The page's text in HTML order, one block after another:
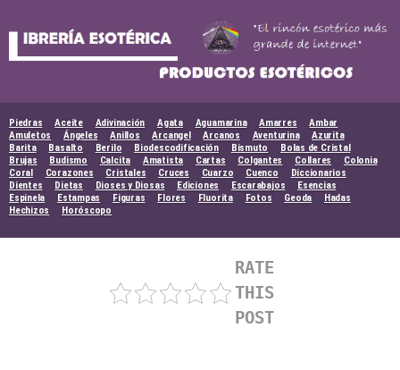
Piedras Aceite Adivinación Agata Aguamarina Amarres
Ambar
Amuletos
Ángeles Anillos Arcangel Arcanos Aventurina
Azurita
Barita
Basalto Berilo Biodescodificación Bismuto
Bolas de Cristal
Brujas
Budismo Calcita Amatista Cartas Colgantes Collares
Colonia
Coral
Corazones Cristales Cruces Cuarzo Cuenco
Diccionarios
Dientes
Dietas Dioses y Diosas Ediciones Escarabajos
Esencias
Espinela
Estampas Figuras Flores Fluorita Fotos Geoda
Hadas
Hechizos
Horóscopo
RATE
THIS
POST